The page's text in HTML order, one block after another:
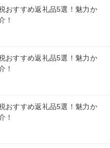
おすすめ返礼品5選！魅力か
！
おすすめ返礼品5選！魅力か
！
おすすめ返礼品5選！魅力か
！